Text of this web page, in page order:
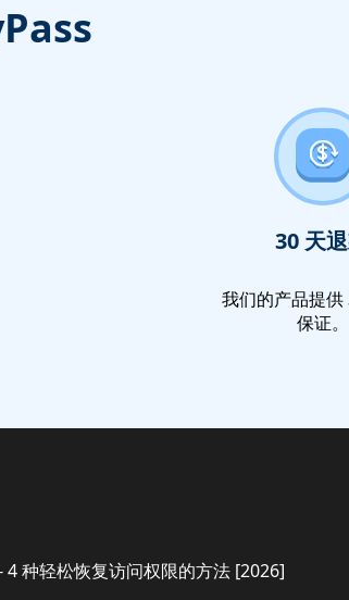
30 天
我们的产品提供
保证。
4 种轻松恢复访问权限的方法 [2026]